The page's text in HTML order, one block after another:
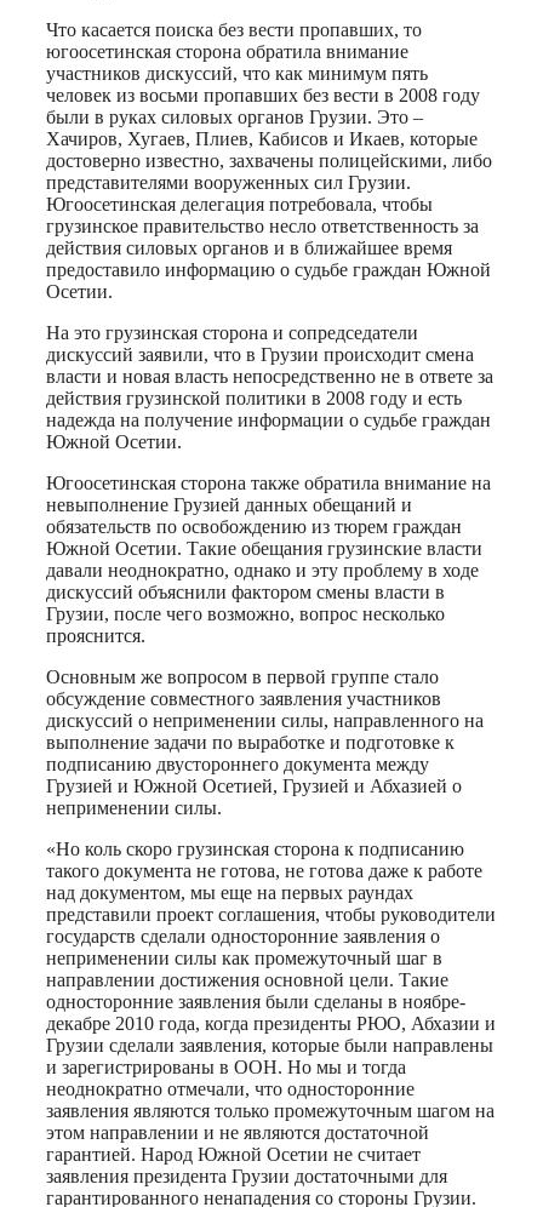
Что касается поиска без вести пропавших, то
югоосетинская сторона обратила внимание
участников дискуссий, что как минимум пять
человек из восьми пропавших без вести в 2008 году
были в руках силовых органов Грузии. Это –
Хачиров, Хугаев, Плиев, Кабисов и Икаев, которые
достоверно известно, захвачены полицейскими, либо
представителями вооруженных сил Грузии.
Югоосетинская делегация потребовала, чтобы
грузинское правительство несло ответственность за
действия силовых органов и в ближайшее время
предоставило информацию о судьбе граждан Южной
Осетии.
На это грузинская сторона и сопредседатели
дискуссий заявили, что в Грузии происходит смена
власти и новая власть непосредственно не в ответе за
действия грузинской политики в 2008 году и есть
надежда на получение информации о судьбе граждан
Южной Осетии.
Югоосетинская сторона также обратила внимание на
невыполнение Грузией данных обещаний и
обязательств по освобождению из тюрем граждан
Южной Осетии. Такие обещания грузинские власти
давали неоднократно, однако и эту проблему в ходе
дискуссий объяснили фактором смены власти в
Грузии, после чего возможно, вопрос несколько
прояснится.
Основным же вопросом в первой группе стало
обсуждение совместного заявления участников
дискуссий о неприменении силы, направленного на
выполнение задачи по выработке и подготовке к
подписанию двустороннего документа между
Грузией и Южной Осетией, Грузией и Абхазией о
неприменении силы.
«Но коль скоро грузинская сторона к подписанию
такого документа не готова, не готова даже к работе
над документом, мы еще на первых раундах
представили проект соглашения, чтобы руководители
государств сделали односторонние заявления о
неприменении силы как промежуточный шаг в
направлении достижения основной цели. Такие
односторонние заявления были сделаны в ноябре-
декабре 2010 года, когда президенты РЮО, Абхазии и
Грузии сделали заявления, которые были направлены
и зарегистрированы в ООН. Но мы и тогда
неоднократно отмечали, что односторонние
заявления являются только промежуточным шагом на
этом направлении и не являются достаточной
гарантией. Народ Южной Осетии не считает
заявления президента Грузии достаточными для
гарантированного ненападения со стороны Грузии.